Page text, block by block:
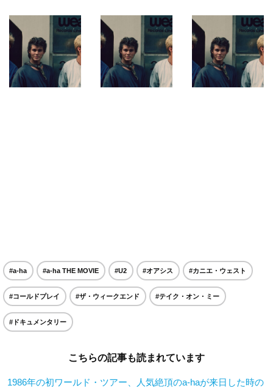
#a-ha #a-ha THE MOVIE #U2 #オアシス #カニエ・ウェスト
#コールドプレイ #ザ・ウィークエンド #テイク・オン・ミー
#ドキュメンタリー
こちらの記事も読まれています
1986年の初ワールド・ツアー、人気絶頂のa-haが来日した時の